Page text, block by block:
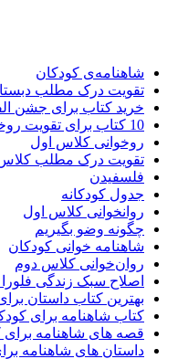
شاهنامه‌ی کودکان
تقویت درک مطلب
خرید کتاب برای جشن
10 کتاب برای تقویت روخوانی و روان‌خوانی کلاس اولی‌ها
روخوانی کلاس اول
تقویت درک مطلب
فلسفیدن
جدول کودکانه
روانخوانی کلاس اول
چگونه وضو بگیریم
شاهنامه خوانی کودکان
روان‌خوانی کلاس دوم
اصلاح سبک زندگی
بهترین کتاب داستان
کتاب شاهنامه برای
قصه های شاهنامه برای
داستان های شاهنامه